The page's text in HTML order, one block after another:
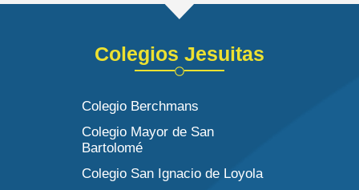
Colegios Jesuitas
Colegio Berchmans
Colegio Mayor de San
Bartolomé
Colegio San Ignacio de Loyola